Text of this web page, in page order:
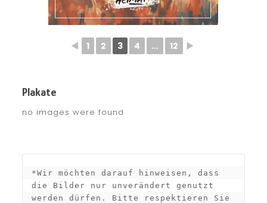
◄ 1 2 3 4 ... 12 ►
Plakate
no images were found
*Wir möchten darauf hinweisen, dass
die Bilder nur unverändert genutzt
werden dürfen. Bitte respektieren Sie